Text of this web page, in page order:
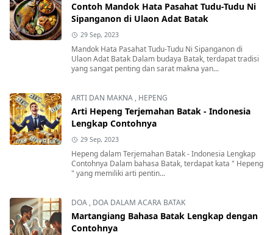
Contoh Mandok Hata Pasahat Tudu-Tudu Ni
Sipanganon di Ulaon Adat Batak
29 Sep, 2023
Mandok Hata Pasahat Tudu-Tudu Ni Sipanganon di
Ulaon Adat Batak Dalam budaya Batak, terdapat tradisi
yang sangat penting dan sarat makna yan...
ARTI DAN MAKNA , HEPENG
Arti Hepeng Terjemahan Batak - Indonesia
Lengkap Contohnya
29 Sep, 2023
Hepeng dalam Terjemahan Batak - Indonesia Lengkap
Contohnya Dalam bahasa Batak, terdapat kata " Hepeng
" yang memiliki arti pentin...
DOA , DOA DALAM ACARA BATAK
Martangiang Bahasa Batak Lengkap dengan
Contohnya